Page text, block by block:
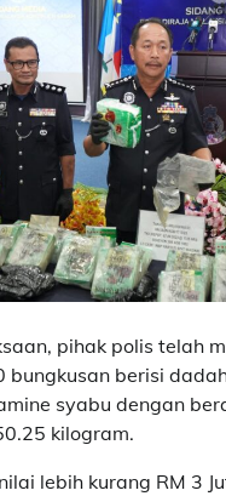
pihak polis telah
bungkusan berisi
syabu dengan
kilogram.
lebih kurang RM 3